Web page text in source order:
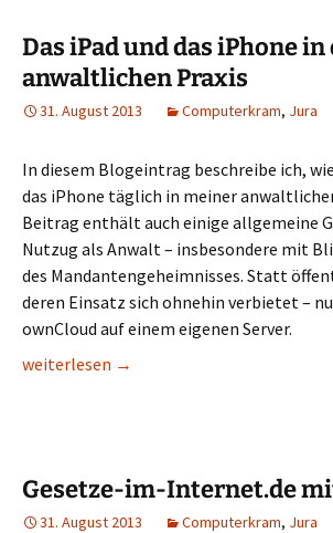
Das iPad und das iPhone in
anwaltlichen Praxis
31. August 2013 Computerkram, Jura
In diesem Blogeintrag beschreibe ich,
das iPhone täglich in meiner
Beitrag enthält auch einige allgemeine
Nutzug als Anwalt – insbesondere mit
des Mandantengeheimnisses. Statt
deren Einsatz sich ohnehin verbietet –
ownCloud auf einem eigenen Server.
Das iPad und das iPhone in der
weiterlesen →
Gesetze-im-Internet.de
31. August 2013 Computerkram, Jura